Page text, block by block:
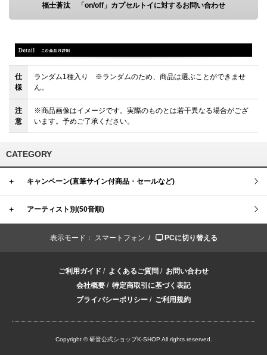
福士蒼汰 「on/off」カプセルトイに対するお問い合わせ
仕
様
ランダム1種入り ※ランダムのため、商品は選ぶことができませ
ん。
注
意
※商品画像はイメージです。実際のものとは若干異なる場合がござ
います。予めご了承ください。
CATEGORY
＋ キャンペーン(直筆サイン付商品・セールなど)
＋ アーティスト別(50音順)
表示モード： スマートフォン / PCに切り替える
ご利用ガイド / よくあるご質問 / お問い合わせ
会社概要 / 特定商取引に基づく表記
プライバシーポリシー / ご利用規約
Copyright © 研音公式ショップK‐SHOP All rights reserved.